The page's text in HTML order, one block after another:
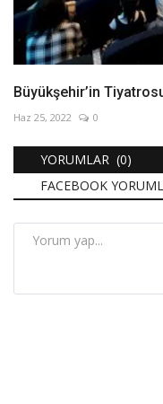
Büyükşehir’in
Haz 25, 2022 0
YORUMLAR (0)
FACEBOOK